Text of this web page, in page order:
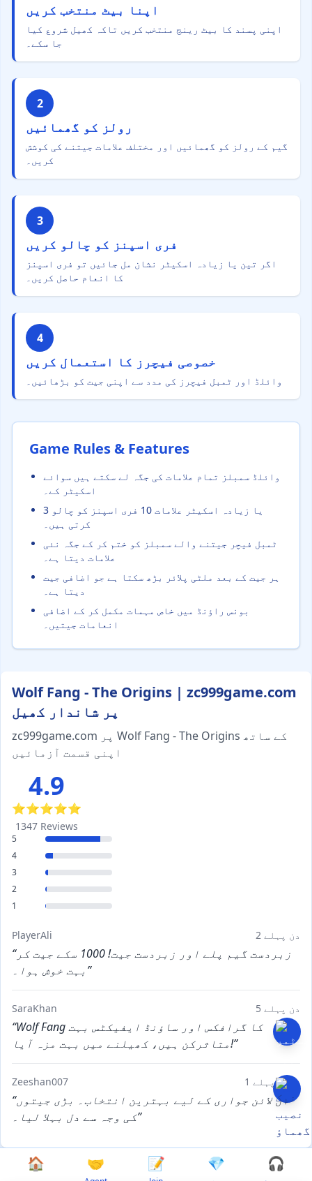
اپنا بیٹ منتخب کریں
اپنی پسند کا بیٹ رینج منتخب کریں تاکہ کھیل شروع کیا
جا سکے۔
2
رولز کو گھمائیں
گیم کے رولز کو گھمائیں اور مختلف علامات جیتنے کی کوشش
کریں۔
3
فری اسپنز کو چالو کریں
اگر تین یا زیادہ اسکیٹر نشان مل جائیں تو فری اسپنز
کا انعام حاصل کریں۔
4
خصوصی فیچرز کا استعمال کریں
وائلڈ اور ٹمبل فیچرز کی مدد سے اپنی جیت کو بڑھائیں۔
Game Rules & Features
وائلڈ سمبلز تمام علامات کی جگہ لے سکتے ہیں سوائے
اسکیٹر کے۔
3 یا زیادہ اسکیٹر علامات 10 فری اسپنز کو چالو
کرتی ہیں۔
ٹمبل فیچر جیتنے والے سمبلز کو ختم کر کے جگہ نئی
علامات دیتا ہے۔
ہر جیت کے بعد ملٹی پلائر بڑھ سکتا ہے جو اضافی جیت
دیتا ہے۔
بونس راؤنڈ میں خاص مہمات مکمل کر کے اضافی
انعامات جیتیں۔
Wolf Fang - The Origins | zc999game.com
پر شاندار کھیل
zc999game.com پر Wolf Fang - The Origins کے ساتھ
اپنی قسمت آزمائیں
4.9
⭐⭐⭐⭐⭐
1347 Reviews
5
4
3
2
1
PlayerAli 2 دن پہلے
“زبردست گیم پلے اور زبردست جیت! 1000 سکے جیت کر
بہت خوش ہوا۔”
SaraKhan 5 دن پہلے
“Wolf Fang کا گرافکس اور ساؤنڈ ایفیکٹس بہت
متاثرکن ہیں، کھیلنے میں بہت مزہ آیا!”
Zeeshan007 1 ہفتہ پہلے
“آن لائن جواری کے لیے بہترین انتخاب۔ بڑی جیتوں
کی وجہ سے دل بہلا لیا۔”
🏠 🤝 📝 💎 🎧